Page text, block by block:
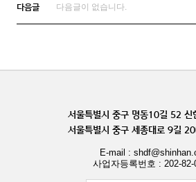
다음글 다음글이 없습니다.
서울특별시 중구 명동10길 52 신
서울특별시 중구 세종대로 9길
E-mail :
사업자등록번호 : 202-82-